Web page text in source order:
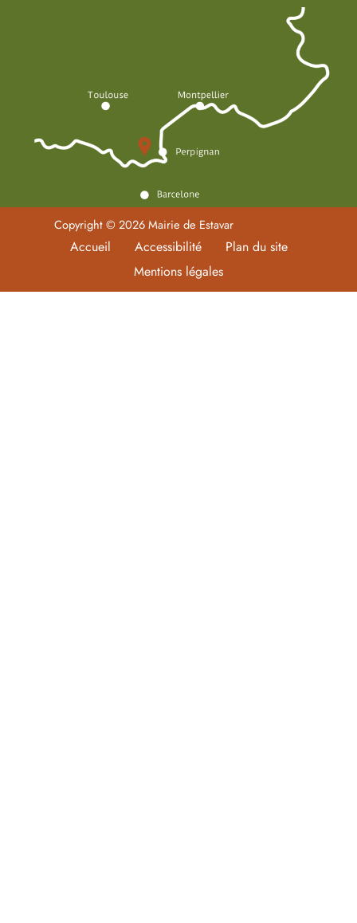
Copyright © 2026 Mairie de Estavar
Accueil Accessibilité
Plan du site
Mentions légales